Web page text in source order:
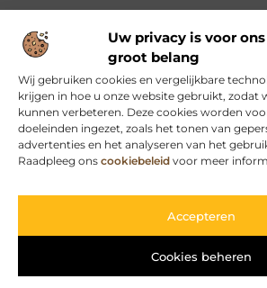
Uw privacy is voor
groot belang
Wij gebruiken cookies en vergelijkbare
krijgen in hoe u onze website gebruikt, zodat
kunnen verbeteren. Deze cookies worden
doeleinden ingezet, zoals het tonen van
advertenties en het analyseren van het
Raadpleeg ons cookiebeleid voor meer
Accepteren
Cookies beheren
Vind Ons Hier :
Beroemdheden Uit de Media Partners
Contact Schrijf mee Website index
Geld verdienen via internet: begin vandaag